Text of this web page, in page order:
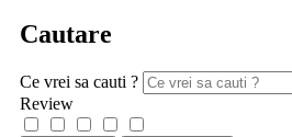
Cautare
Ce vrei sa cauti ?
Review